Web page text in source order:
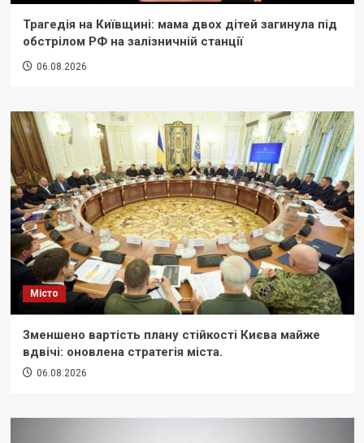
Трагедія на Київщині: мама двох дітей загинула під
обстрілом РФ на залізничній станції
06.08.2026
Місто
Зменшено вартість плану стійкості Києва майже
вдвічі: оновлена стратегія міста.
06.08.2026